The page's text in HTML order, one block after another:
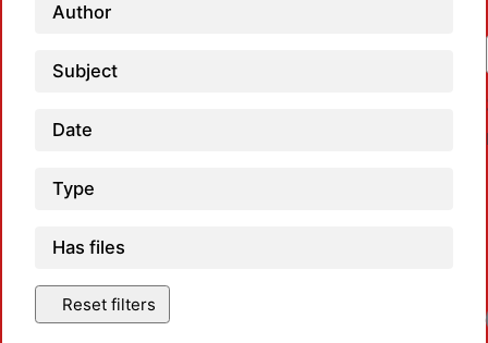
Author
Subject
Date
Type
Has files
Reset filters